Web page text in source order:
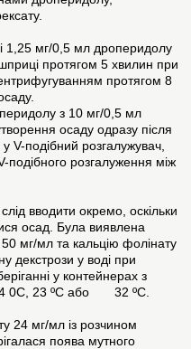
1,25 мг/0,5 мл дроперидолу
протягом 5 хвилин при
протягом 8
з 10 мг/0,5 мл
осаду одразу після
V-подібний розгалужувач,
подібного розгалуження між
вводити окремо, оскільки
осад. Була виявлена
50 мг/мл та кальцію фолінату
декстрози у воді при
у контейнерах з
4 0C, 23 ºC або 32 ºС.
24 мг/мл із розчином
поява мутного